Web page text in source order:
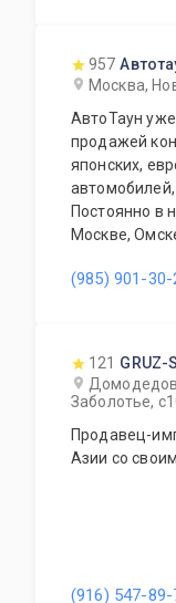
957
Москва,
АвтоТаун
продажей
японских,
Постоянно в
Москве,
более 150000
(985) 901-30-
121 GRUZ-
Заболотье,
Продавец-
Азии со
(916) 547-89-